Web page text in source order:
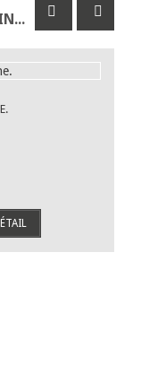
PRODUITS POUVANT AUSSI VOUS INTÉRESSER